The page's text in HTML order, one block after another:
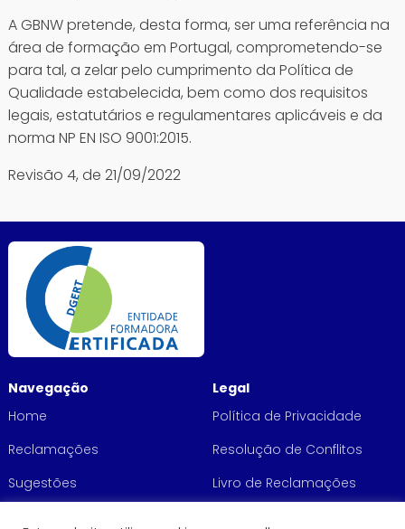
A GBNW pretende, desta forma, ser uma referência na
área de formação em Portugal, comprometendo-se
para tal, a zelar pelo cumprimento da Política de
Qualidade estabelecida, bem como dos requisitos
legais, estatutários e regulamentares aplicáveis e da
norma NP EN ISO 9001:2015.
Revisão 4, de 21/09/2022
Navegação
Home
Reclamações
Sugestões
Legal
Política de Privacidade
Resolução de Conflitos
Livro de Reclamações